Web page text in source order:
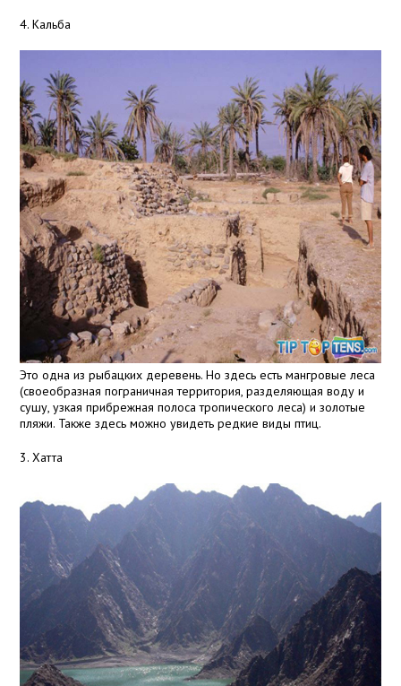
4. Кальба
Это одна из рыбацких деревень. Но здесь есть мангровые леса
(своеобразная пограничная территория, разделяющая воду и
сушу, узкая прибрежная полоса тропического леса) и золотые
пляжи. Также здесь можно увидеть редкие виды птиц.
3. Хатта